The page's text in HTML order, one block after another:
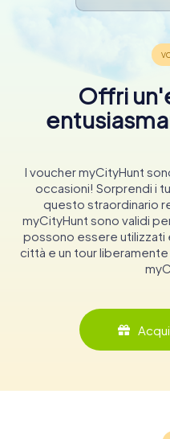
Offri
I voucher myCityHunt
occasioni! Sorprendi i
questo straordinario
myCityHunt sono validi
possono essere
città e un tour